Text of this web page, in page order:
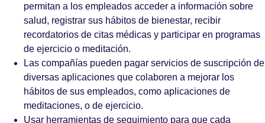
permitan a los empleados acceder a información sobre
salud, registrar sus hábitos de bienestar, recibir
recordatorios de citas médicas y participar en programas
de ejercicio o meditación.
Las compañías pueden pagar servicios de suscripción de
diversas aplicaciones que colaboren a mejorar los
hábitos de sus empleados, como aplicaciones de
meditaciones, o de ejercicio.
Usar herramientas de seguimiento para que cada